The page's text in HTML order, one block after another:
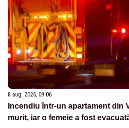
8 aug. 2026, 09:06
Incendiu într-un apartament din
murit, iar o femeie a fost